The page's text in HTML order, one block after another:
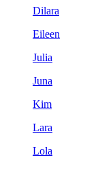
Dilara
Eileen
Julia
Juna
Kim
Lara
Lola